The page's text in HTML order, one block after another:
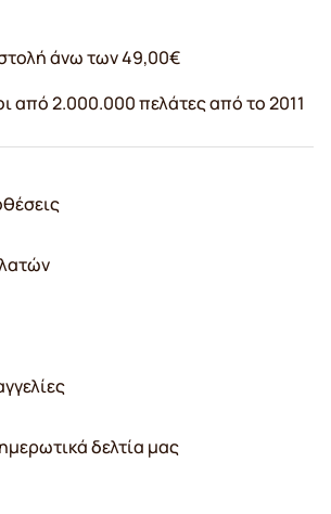
άνω των 49,00€
από 2.000.000 πελάτες από το 2011
δελτία μας